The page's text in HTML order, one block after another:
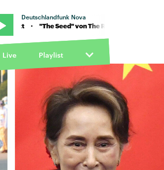
Deutschlandfunk Nova
Seed" von The Roots feat. Cody Chestnutt ·
Live Playlist